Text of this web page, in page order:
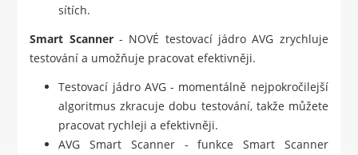
sítích.
Smart Scanner- NOVÉ testovací jádro AVG zrychluje
testování a umožňuje pracovat efektivněji.
Testovací jádro AVG - momentálně nejpokročilejší
algoritmus zkracuje dobu testování, takže můžete
pracovat rychleji a efektivněji.
AVG Smart Scanner - funkce Smart Scanner